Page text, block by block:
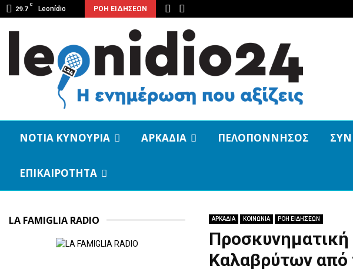
29.7
C
Leonídio ΡΟΗ ΕΙΔΗΣΕΩΝ
ΝΟΤΙΑ ΚΥΝΟΥΡΙΑ ΑΡΚΑΔΙΑ ΠΕΛΟΠΟΝΝΗΣΟΣ
ΕΠΙΚΑΙΡΟΤΗΤΑ
ΑΡΚΑΔΙΑ ΚΟΙΝΩΝΙΑ ΡΟΗ ΕΙΔΗΣΕΩΝ
Καλαβρύτων από
LA FAMIGLIA RADIO